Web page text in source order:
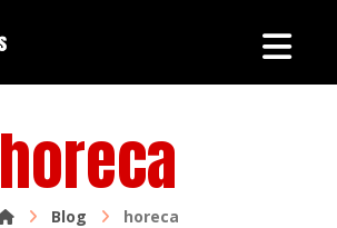
horeca
Blog horeca